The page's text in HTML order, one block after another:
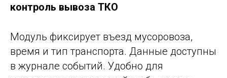
контроль вывоза ТКО
Модуль фиксирует въезд мусоровоза,
время и тип транспорта. Данные доступны
в журнале событий. Удобно для